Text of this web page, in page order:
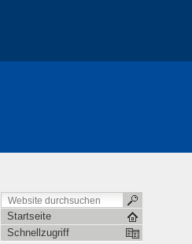
Startseite
Schnellzugriff